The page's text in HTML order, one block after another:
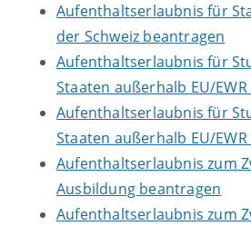
Aufenthaltserlaubnis für
der Schweiz beantragen
Aufenthaltserlaubnis für
Staaten außerhalb EU/
Aufenthaltserlaubnis für
Staaten außerhalb EU/
Aufenthaltserlaubnis zum
Ausbildung beantragen
Aufenthaltserlaubnis zum